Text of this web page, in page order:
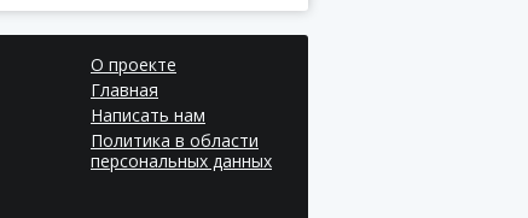
О проекте
Главная
Написать нам
Политика в области
персональных данных